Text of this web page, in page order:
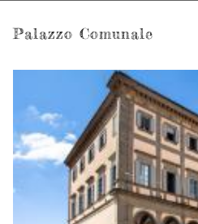
Palazzo Comunale